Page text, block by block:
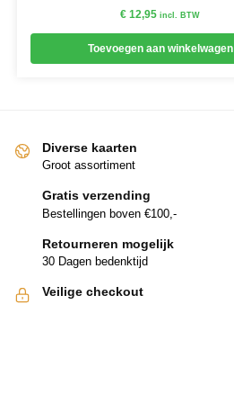
€ 12,95 incl. BTW
Toevoegen aan winkelwagen
Diverse kaarten
Groot assortiment
Gratis verzending
Bestellingen boven €100,-
Retourneren mogelijk
30 Dagen bedenktijd
Veilige checkout